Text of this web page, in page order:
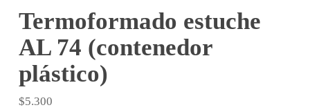
Termoformado estuche
AL 74 (contenedor
plástico)
$5.300